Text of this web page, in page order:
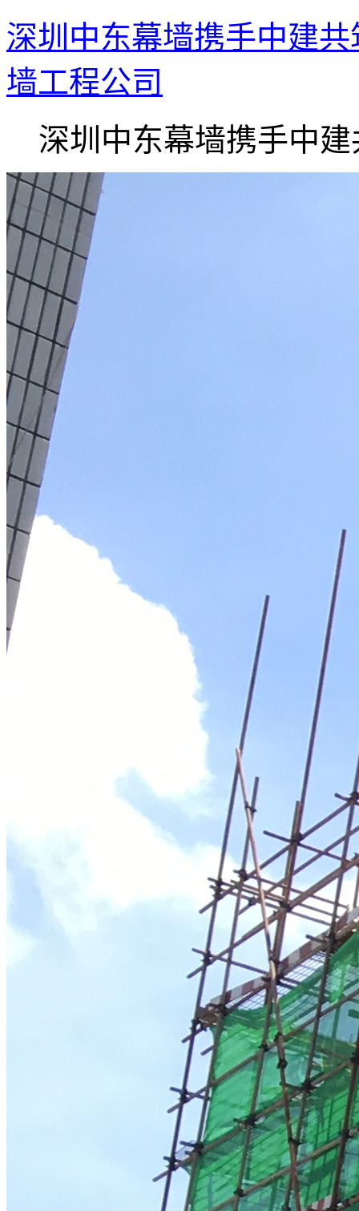
深圳中东幕墙携手中建
墙工程公司
深圳中东幕墙携手中建